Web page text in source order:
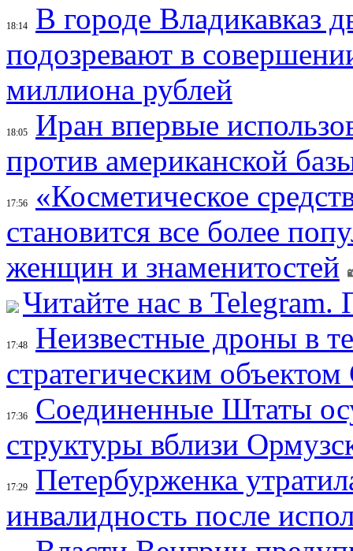
18:14
В городе Владикавказ
подозревают в
миллиона рублей
18:05
Иран впервые
против американской
17:56
«Косметическое
становится все более
женщин и знаменитостей
Читайте нас в
17:48
Неизвестные дроны в
стратегическим
17:36
Соединенные Штаты
структуры вблизи
17:29
Петербурженка
инвалидность после